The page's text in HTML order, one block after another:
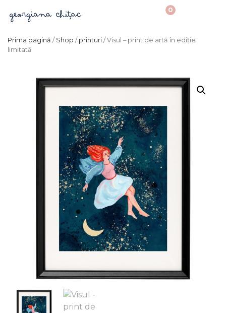
0
Prima pagină / Shop / printuri / Visul – print de artă în ediție
limitată